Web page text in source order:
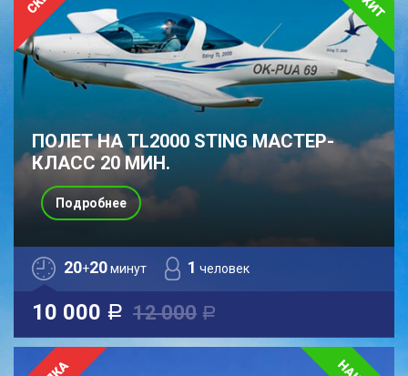
ПОЛЕТ НА TL2000 STING МАСТЕР-
КЛАСС 20 МИН.
20+20минут 1 человек
10 000 a 12 000 a
Подробнее